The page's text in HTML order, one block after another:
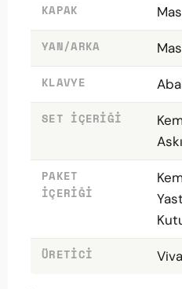
KAPAK
YAN/ARKA
KLAVYE
SET İÇERIĞI
PAKET
İÇERIĞI
ÜRETICI